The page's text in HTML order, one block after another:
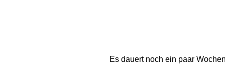
Es dauert noch ein paar